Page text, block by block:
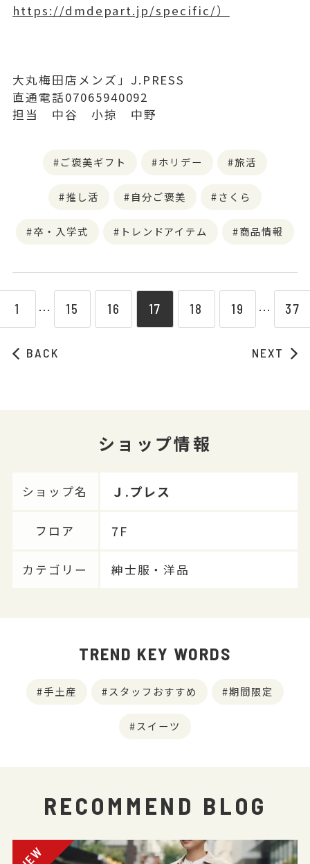
https://dmdepart.jp/specific/）
大丸梅田店メンズ」J.PRESS
直通電話07065940092
担当 中谷 小掠 中野
ご褒美ギフト ホリデー 旅活
推し活 自分ご褒美 さくら
卒・入学式 トレンドアイテム 商品情報
BACK
1 ⋯ 15 16 17 18 19 ⋯ 37
NEXT
ショップ情報
ショップ名 Ｊ.プレス
フロア 7F
カテゴリー 紳士服・洋品
TREND KEY WORDS
手土産 スタッフおすすめ 期間限定
スイーツ
RECOMMEND BLOG